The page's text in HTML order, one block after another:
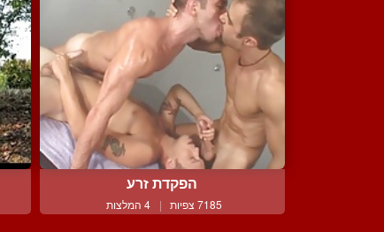
הפקדת זרע
7185 צפיות | 4 המלצות